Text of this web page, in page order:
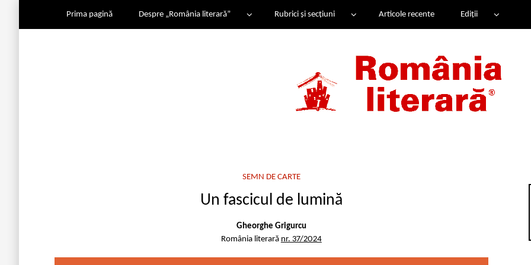
Prima pagină Despre „România literară” Rubrici și secțiuni Articole recente Ediții
SEMN DE CARTE
Un fascicul de lumină
Gheorghe Grigurcu
România literară nr. 37/2024